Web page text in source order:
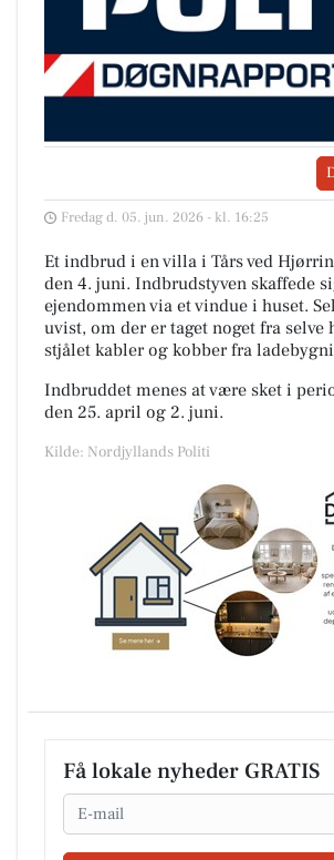
Fredag d. 05. jun. 2026 - kl. 16:25
Et indbrud i en villa i Tårs ved
den 4. juni. Indbrudstyven skaffede
ejendommen via et vindue i huset.
uvist, om der er taget noget fra selve
stjålet kabler og kobber fra
Indbruddet menes at være sket i
den 25. april og 2. juni.
Kilde: Nordjyllands Politi
Få lokale nyheder GRATIS
Email